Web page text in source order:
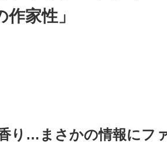
家性」
り…まさかの情報にフ